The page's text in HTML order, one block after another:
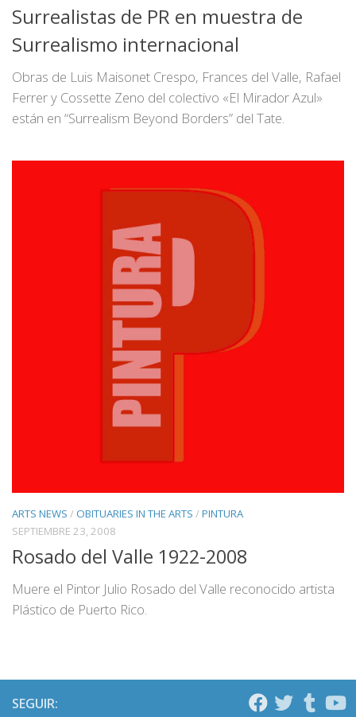
Surrealistas de PR en muestra de
Surrealismo internacional
Obras de Luis Maisonet Crespo, Frances del Valle, Rafael
Ferrer y Cossette Zeno del colectivo «El Mirador Azul»
están en “Surrealism Beyond Borders” del Tate.
ARTS NEWS / OBITUARIES IN THE ARTS /PINTURA
SEPTIEMBRE 23, 2008
Rosado del Valle 1922-2008
Muere el Pintor Julio Rosado del Valle reconocido artista
Plástico de Puerto Rico.
SEGUIR: